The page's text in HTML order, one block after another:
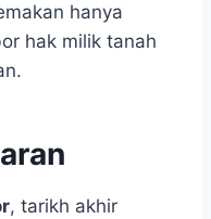
hanya
hak milik tanah
, tarikh akhir